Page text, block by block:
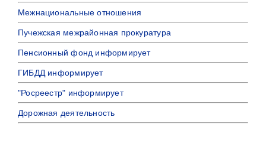
Межнациональные отношения
Пучежская межрайонная прокуратура
Пенсионный фонд информирует
ГИБДД информирует
"Росреестр" информирует
Дорожная деятельность